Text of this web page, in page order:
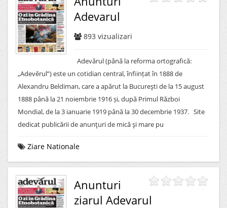
Adevarul
893 vizualizari
Adevărul (până la reforma ortografică:
„Adevĕrul”) este un cotidian central, înființat în 1888 de
Alexandru Beldiman, care a apărut la Bucureşti de la 15 august
1888 până la 21 noiembrie 1916 și, după Primul Război
Mondial, de la 3 ianuarie 1919 până la 30 decembrie 1937. Site
dedicat publicării de anunţuri de mică şi mare pu
Ziare Nationale
Anunturi
ziarul Adevarul